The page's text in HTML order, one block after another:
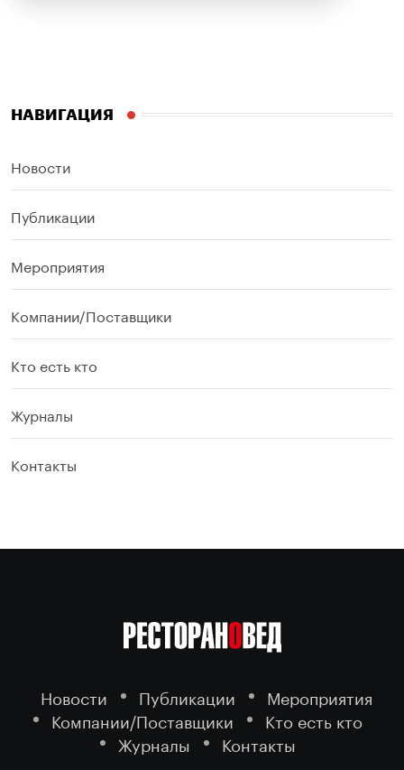
НАВИГАЦИЯ
Новости
Публикации
Мероприятия
Компании/Поставщики
Кто есть кто
Журналы
Контакты
Новости Публикации
Мероприятия
Компании/Поставщики
Кто есть кто
Журналы
Контакты